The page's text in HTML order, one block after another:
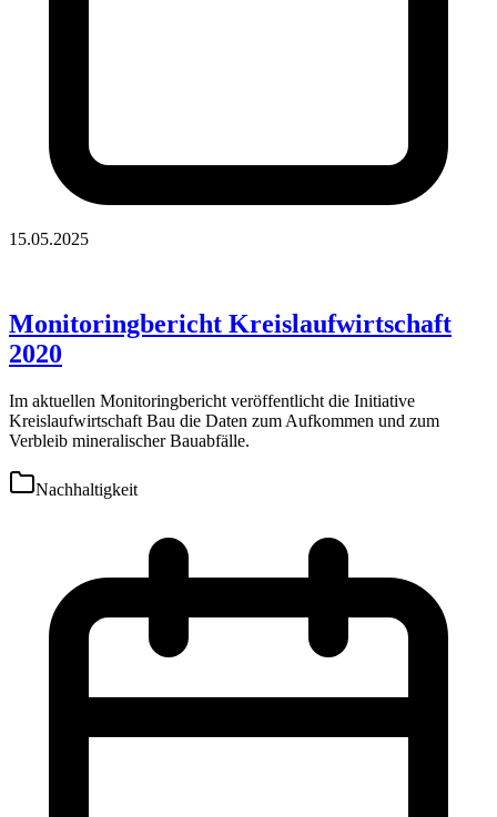
15.05.2025
Monitoringbericht Kreislaufwirtschaft
2020
Im aktuellen Monitoringbericht veröffentlicht die Initiative
Kreislaufwirtschaft Bau die Daten zum Aufkommen und zum
Verbleib mineralischer Bauabfälle.
Nachhaltigkeit